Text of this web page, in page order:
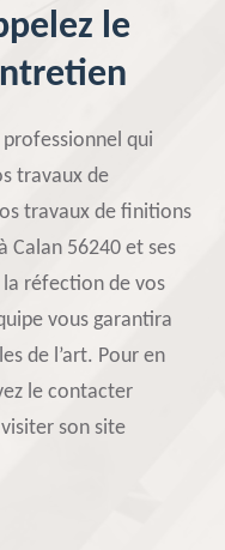
le
qui
travaux de
travaux de finitions
Calan 56240 et ses
réfection de vos
vous garantira
de l’art. Pour en
le contacter
son site